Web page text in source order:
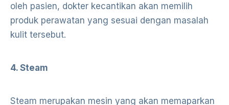
oleh pasien, dokter kecantikan akan memilih
produk perawatan yang sesuai dengan masalah
kulit tersebut.
4. Steam
Steam merupakan mesin yang akan memaparkan